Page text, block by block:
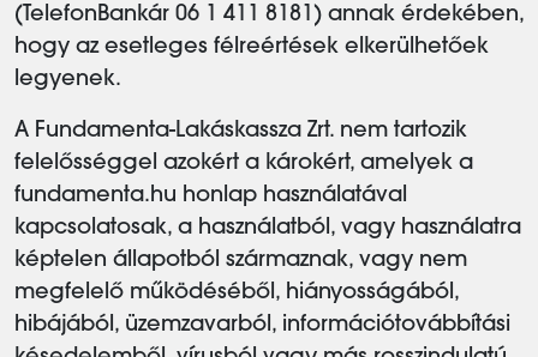
(TelefonBankár 06 1 411 8181) annak érdekében,
hogy az esetleges félreértések elkerülhetőek
legyenek.
A Fundamenta-Lakáskassza Zrt. nem tartozik
felelősséggel azokért a károkért, amelyek a
fundamenta.hu honlap használatával
kapcsolatosak, a használatból, vagy használatra
képtelen állapotból származnak, vagy nem
megfelelő működéséből, hiányosságából,
hibájából, üzemzavarból, információtovábbítási